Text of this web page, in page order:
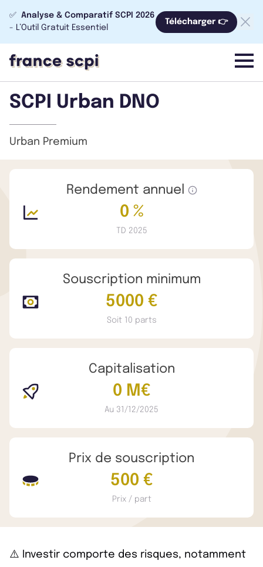
✅ Analyse & Comparatif SCPI 2026
- L’Outil Gratuit Essentiel
Télécharger 👉
menu
SCPI Urban DNO
Urban Premium
Rendement annuel
0 %
TD 2025
Souscription minimum
5000 €
Soit 10 parts
Capitalisation
0 M€
Au 31/12/2025
Prix de souscription
500 €
Prix / part
⚠️ Investir comporte des risques, notamment